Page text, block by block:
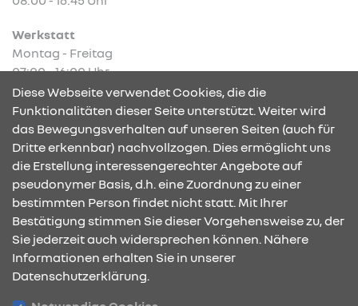
Werkstatt
Montag - Freitag
07:00 - 16:00 Uhr
KONTAKT & ANFAHRT
ÖFFNUNGSZEITEN
Diese Webseite verwendet Cookies, die die
Funktionalitäten dieser Seite unterstützt. Weiter wird
das Bewegungsverhalten auf unseren Seiten (auch für
Dritte erkennbar) nachvollzogen. Dies ermöglicht uns
die Erstellung interessengerechter Angebote auf
pseudonymer Basis, d.h. eine Zuordnung zu einer
bestimmten Person findet nicht statt. Mit Ihrer
Bestätigung stimmen Sie dieser Vorgehensweise zu, der
Sie jederzeit auch widersprechen können. Nähere
Informationen erhalten Sie in unserer
Datenschutzerklärung.